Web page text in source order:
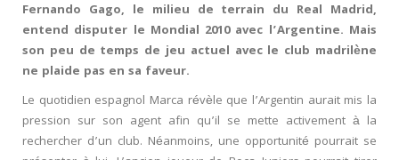
Fernando Gago, le milieu de terrain du Real Madrid,
entend disputer le Mondial 2010 avec l’Argentine. Mais
son peu de temps de jeu actuel avec le club madrilène
ne plaide pas en sa faveur.
Le quotidien espagnol Marca révèle que l’Argentin aurait mis la
pression sur son agent afin qu’il se mette activement à la
rechercher d’un club. Néanmoins, une opportunité pourrait se